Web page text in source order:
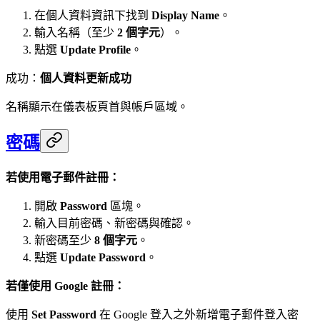
在個人資料資訊下找到 Display Name 。
輸入名稱（至少 2 個字元）。
點選 Update Profile 。
成功： 個人資料更新成功
名稱顯示在儀表板頁首與帳戶區域。
密碼
若使用電子郵件註冊：
開啟 Password 區塊。
輸入目前密碼、新密碼與確認。
新密碼至少 8 個字元 。
點選 Update Password 。
若僅使用 Google 註冊：
使用 Set Password 在 Google 登入之外新增電子郵件登入密